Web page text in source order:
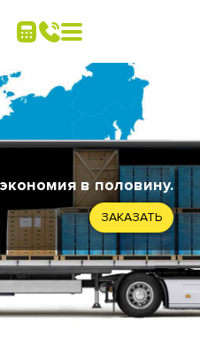
в половину.
ЗАКАЗАТЬ